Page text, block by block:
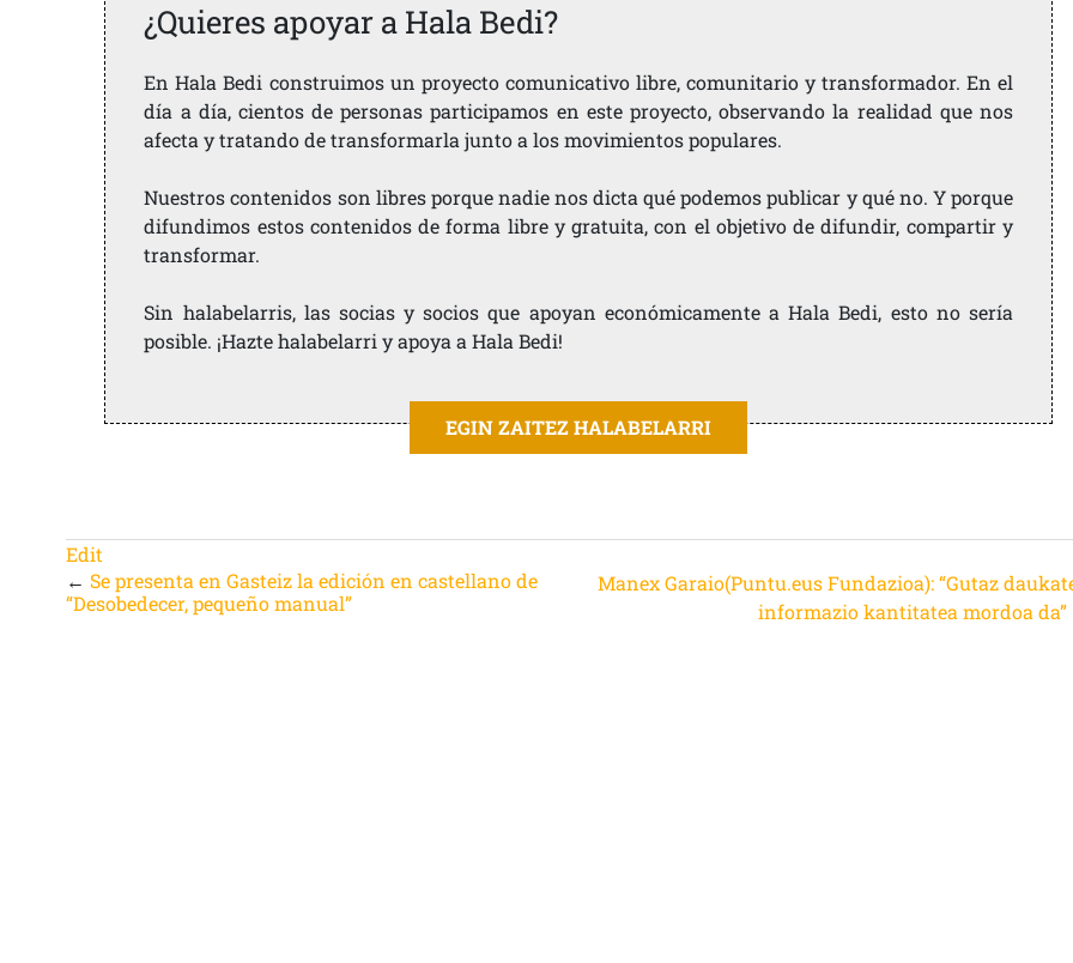
¿Quieres apoyar a Hala Bedi?
En Hala Bedi construimos un proyecto comunicativo libre, comunitario y transformador. En el
día a día, cientos de personas participamos en este proyecto, observando la realidad que nos
afecta y tratando de transformarla junto a los movimientos populares.
Nuestros contenidos son libres porque nadie nos dicta qué podemos publicar y qué no. Y porque
difundimos estos contenidos de forma libre y gratuita, con el objetivo de difundir, compartir y
transformar.
Sin halabelarris, las socias y socios que apoyan económicamente a Hala Bedi, esto no sería
posible. ¡Hazte halabelarri y apoya a Hala Bedi!
EGIN ZAITEZ HALABELARRI
Edit
←Se presenta en Gasteiz la edición en castellano de
“Desobedecer, pequeño manual”
Manex Garaio(Puntu.eus Fundazioa): “Gutaz
informazio kantitatea mordoa da”